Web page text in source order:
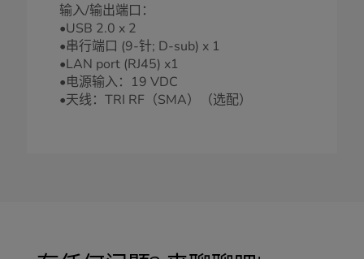
输入/输出端口：
•USB 2.0 x 2
•串行端口 (9-针; D-sub) x 1
•LAN port (RJ45) x1
•电源输入：19 VDC
•天线：TRI RF（SMA）（选配）